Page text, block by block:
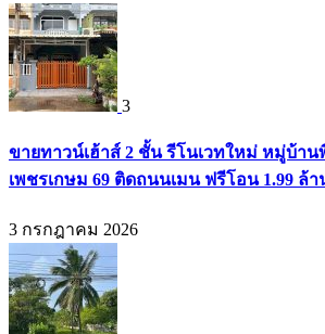
3
ขายทาวน์เฮ้าส์ 2 ชั้น รีโนเวทใหม่ หมู่บ้าน
เพชรเกษม 69 ติดถนนเมน ฟรีโอน 1.99 ล้า
3 กรกฎาคม 2026